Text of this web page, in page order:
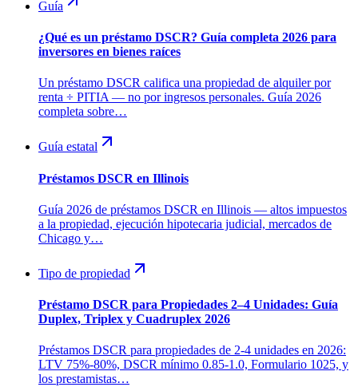
Guía
¿Qué es un préstamo DSCR? Guía completa 2026 para
inversores en bienes raíces
Un préstamo DSCR califica una propiedad de alquiler por
renta ÷ PITIA — no por ingresos personales. Guía 2026
completa sobre…
Guía estatal
Préstamos DSCR en Illinois
Guía 2026 de préstamos DSCR en Illinois — altos impuestos
a la propiedad, ejecución hipotecaria judicial, mercados de
Chicago y…
Tipo de propiedad
Préstamo DSCR para Propiedades 2–4 Unidades: Guía
Duplex, Triplex y Cuadruplex 2026
Préstamos DSCR para propiedades de 2-4 unidades en 2026:
LTV 75%-80%, DSCR mínimo 0.85-1.0, Formulario 1025, y
los prestamistas…